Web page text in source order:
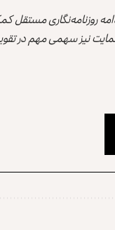
روزنامه‌نگاری
نیز سهمی مهم در